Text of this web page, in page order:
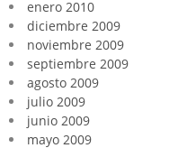
enero 2010
diciembre 2009
noviembre 2009
septiembre 2009
agosto 2009
julio 2009
junio 2009
mayo 2009